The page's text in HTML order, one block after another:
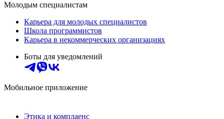
Молодым специалистам
Карьера для молодых специалистов
Школа программистов
Карьера в некоммерческих организациях
Боты для уведомлений
Мобильное приложение
Этика и комплаенс